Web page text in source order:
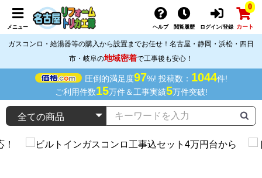
メニュー ヘルプ 閲覧履歴 ログイン/登録
0
カート
ガスコンロ・給湯器等の購入から設置までお任せ！名古屋・静岡・浜松・四日
市・岐阜の地域密着で工事後も安心！
圧倒的満足度97%! 投稿数： 1044件!
ご利用件数15万件＆工事実績5万件突破!